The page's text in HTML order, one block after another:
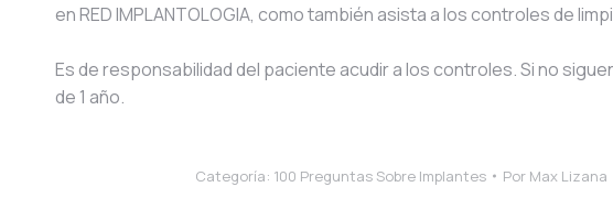
en RED IMPLANTOLOGIA, como también asista a los controles de
Es de responsabilidad del paciente acudir a los controles. Si no
de 1 año.
Categoría: 100 Preguntas Sobre Implantes Por Max Lizana